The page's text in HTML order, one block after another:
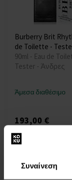
Συναίνεση
Burberry Brit
de Toilette -
90ml - Eau de
Tester - Άνδρες
Άμεσα διαθέσιμο
193,00 €